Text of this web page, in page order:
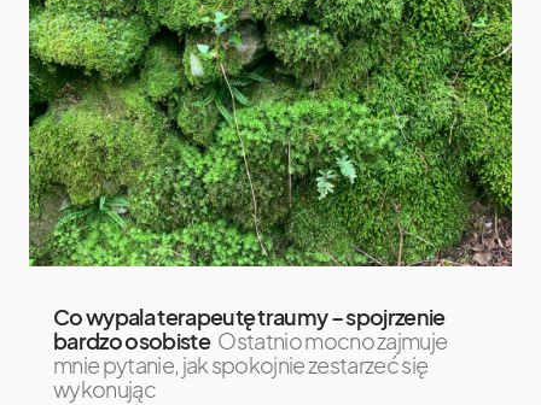
Co wypala terapeutę traumy – spojrzenie
bardzo osobiste Ostatnio mocno zajmuje
mnie pytanie, jak spokojnie zestarzeć się
wykonując